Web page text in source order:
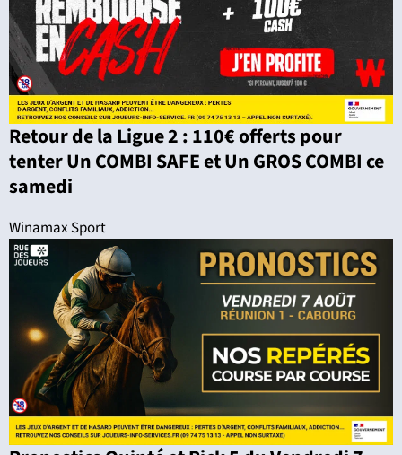
Retour de la Ligue 2 : 110€ offerts pour
tenter Un COMBI SAFE et Un GROS COMBI ce
samedi
Winamax Sport